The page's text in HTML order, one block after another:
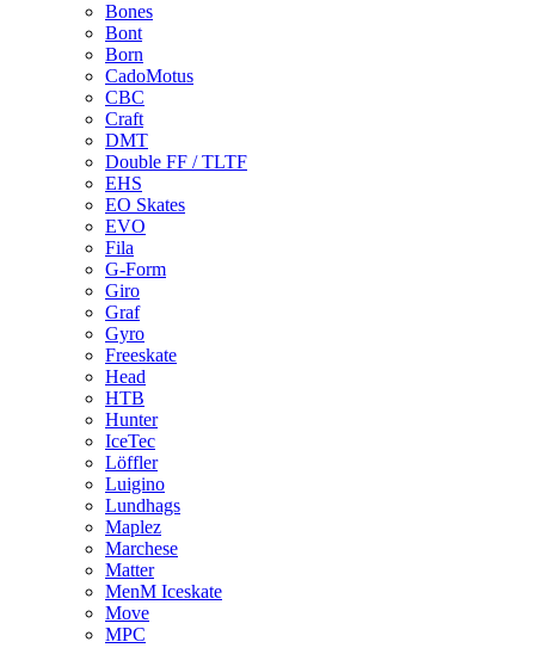
Bones
Bont
Born
CadoMotus
CBC
Craft
DMT
Double FF / TLTF
EHS
EO Skates
EVO
Fila
G-Form
Giro
Graf
Gyro
Freeskate
Head
HTB
Hunter
IceTec
Löffler
Luigino
Lundhags
Maplez
Marchese
Matter
MenM Iceskate
Move
MPC